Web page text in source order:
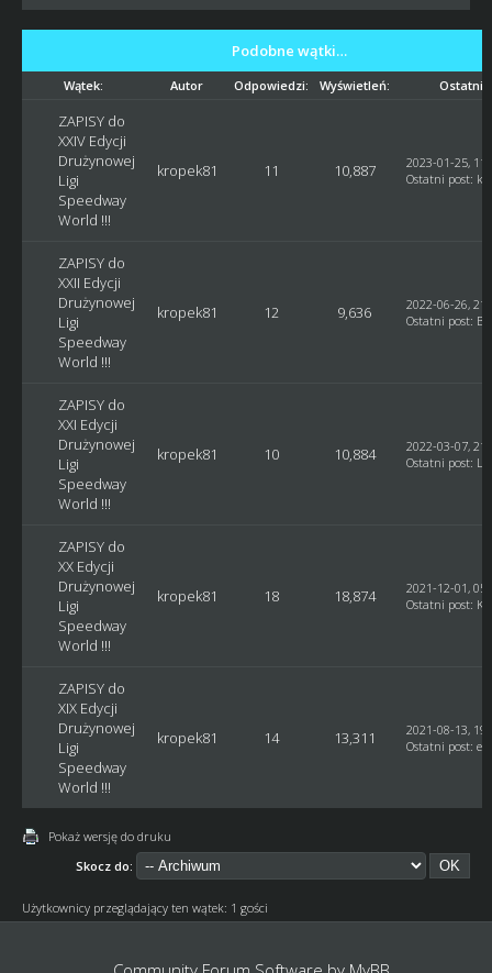
Podobne wątki…
Wątek: Autor Odpowiedzi: Wyświetleń: Ostatni
ZAPISY do
XXIV Edycji
Drużynowej
Ligi
Speedway
World !!!
kropek81 11 10,887
2023-01-25,
Ostatni post:
ZAPISY do
XXII Edycji
Drużynowej
Ligi
Speedway
World !!!
kropek81 12 9,636
2022-06-26,
Ostatni post:
ZAPISY do
XXI Edycji
Drużynowej
Ligi
Speedway
World !!!
kropek81 10 10,884
2022-03-07,
Ostatni post:
ZAPISY do
XX Edycji
Drużynowej
Ligi
Speedway
World !!!
kropek81 18 18,874
2021-12-01,
Ostatni post:
ZAPISY do
XIX Edycji
Drużynowej
Ligi
Speedway
World !!!
kropek81 14 13,311
2021-08-13,
Ostatni post:
Pokaż wersję do druku
Skocz do:
Użytkownicy przeglądający ten wątek: 1 gości